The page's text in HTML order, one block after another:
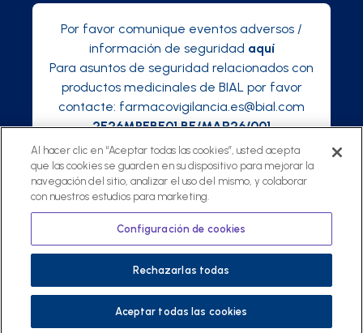
Por favor comunique eventos adversos /
información de seguridad aquí
Para asuntos de seguridad relacionados con
productos medicinales de BIAL por favor
contacte: farmacovigilancia.es@bial.com
2E26MPEBE01 BE/MAR26/001
© 2025 Bialive, una plataforma de Bial
Política de privacidad
Términos y condiciones
Al hacer clic en “Aceptar todas las cookies”, usted acepta
que las cookies se guarden en su dispositivo para mejorar la
navegación del sitio, analizar el uso del mismo, y colaborar
con nuestros estudios para marketing.
Configuración de cookies
Rechazarlas todas
Aceptar todas las cookies